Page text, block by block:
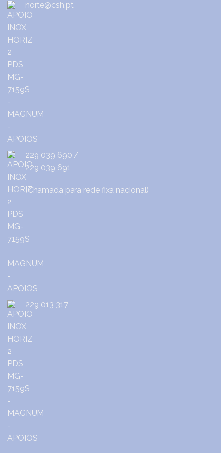
norte@csh.pt
229 039 690 /
229 039 691
(Chamada para rede fixa nacional)
229 013 317